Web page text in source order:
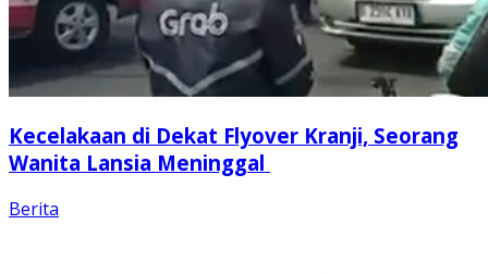
Kecelakaan di Dekat Flyover Kranji, Seorang
Wanita Lansia Meninggal
Berita